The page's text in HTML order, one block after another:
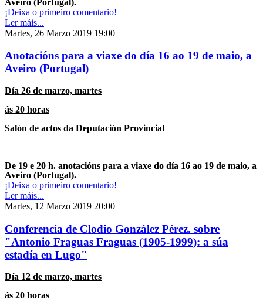
¡Deixa o primeiro comentario!
Ler máis...
Martes, 26 Marzo 2019 19:00
Anotacións para a viaxe do día 16 ao 19 de maio, a
Aveiro (Portugal)
Día 26 de marzo, martes
ás 20 horas
Salón de actos da Deputación Provincial
De 19 e 20 h. anotacións para a viaxe do día 16 ao 19 de maio, a
Aveiro (Portugal).
¡Deixa o primeiro comentario!
Ler máis...
Martes, 12 Marzo 2019 20:00
Conferencia de Clodio González Pérez. sobre
"Antonio Fraguas Fraguas (1905-1999): a súa
estadía en Lugo"
Día 12 de marzo, martes
ás 20 horas